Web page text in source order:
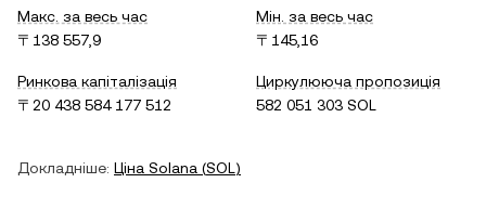
Макс. за весь час
〒138 557,9
Мін. за весь час
〒145,16
Ринкова капіталізація
〒20 438 584 177 512
Циркулююча пропозиція
582 051 303 SOL
Докладніше: Ціна Solana (SOL)